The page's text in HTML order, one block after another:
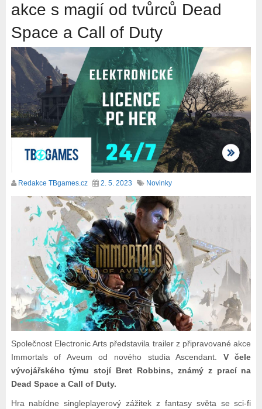
akce s magií od tvůrců Dead
Space a Call of Duty
Redakce TBgames.cz 2. 5. 2023 Novinky
Společnost Electronic Arts představila trailer z připravované akce
Immortals of Aveum od nového studia Ascendant. V čele
vývojářského týmu stojí Bret Robbins, známý z prací na
Dead Space a Call of Duty.
Hra nabídne singleplayerový zážitek z fantasy světa se sci-fi